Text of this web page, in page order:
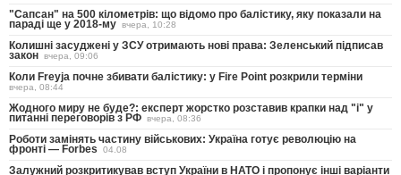
"Сапсан" на 500 кілометрів: що відомо про балістику, яку показали на
параді ще у 2018-му вчера, 10:28
Колишні засуджені у ЗСУ отримають нові права: Зеленський підписав
закон вчера, 09:06
Коли Freyja почне збивати балістику: у Fire Point розкрили терміни
вчера, 08:44
Жодного миру не буде?: експерт жорстко розставив крапки над "і" у
питанні переговорів з РФ вчера, 08:36
Роботи замінять частину військових: Україна готує революцію на
фронті — Forbes 04.08
Залужний розкритикував вступ України в НАТО і пропонує інші варіанти